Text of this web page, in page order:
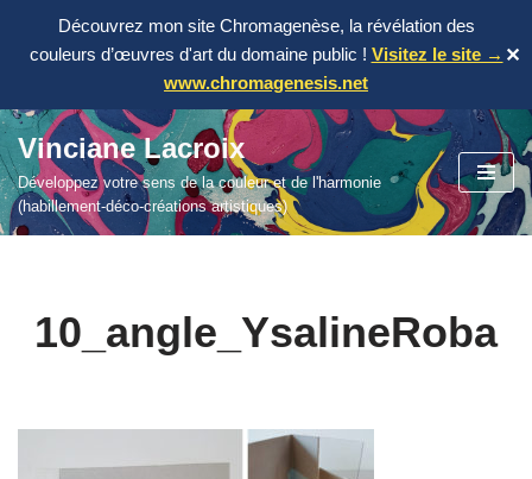
Découvrez mon site Chromagenèse, la révélation des
couleurs d’œuvres d'art du domaine public ! Visitez le site →
www.chromagenesis.net
✕
Aller
au
contenu
Vinciane Lacroix
Développez votre sens de la couleur et de l'harmonie
(habillement-déco-créations artistiques)
10_angle_YsalineRoba